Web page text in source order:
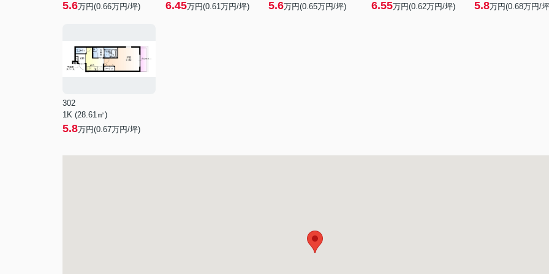
5.6万円(0.66万円/坪) 6.45万円(0.61万円/坪) 5.6万円(0.65万円/坪) 6.55万円(0.62万円/坪) 5.8万円(0.68万円/
302
1K (28.61㎡)
5.8万円(0.67万円/坪)